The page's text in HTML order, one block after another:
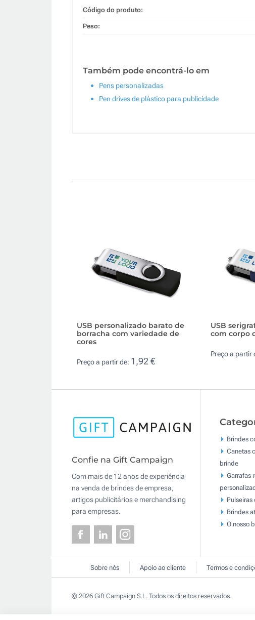
Código do produto:
Peso:
Também pode encontrá-lo em
Pens personalizadas
Pen drives de plástico para publicidade
USB personalizado barato de
borracha com variedade de
cores
Preço a partir de: 1,92 €
USB
com corpo
Preço a partir
Confie na Gift Campaign
Com mais de 12 anos de experiência
na venda de brindes de empresa,
artigos publicitários e merchandising
para empresas.
Brindes
Canetas
brinde
Garrafas
Brindes
O nosso
Sobre nós Apoio ao cliente Termos e
© 2026 Gift Campaign S.L. Todos os direitos reservados.